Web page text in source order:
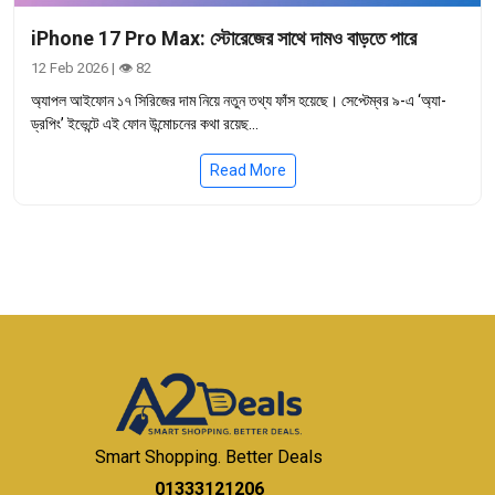
iPhone 17 Pro Max: স্টোরেজের সাথে দামও বাড়তে পারে
12 Feb 2026 | 👁 82
অ্যাপল আইফোন ১৭ সিরিজের দাম নিয়ে নতুন তথ্য ফাঁস হয়েছে। সেপ্টেম্বর ৯-এ ‘অ্যা-
ড্রপিং’ ইভেন্টে এই ফোন উন্মোচনের কথা রয়েছ...
Read More
Smart Shopping. Better Deals
01333121206